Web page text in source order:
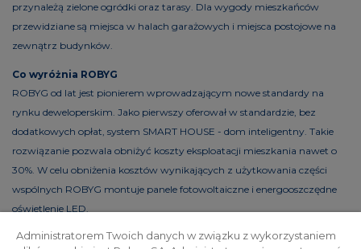
przynależą zielone ogródki oraz tarasy. Dla wygody mieszkańców
przewidziane są miejsca w halach garażowych i miejsca postojowe na
zewnątrz budynków.
Co wyróżnia ROBYG
ROBYG od lat jest pionierem wprowadzającym nowe standardy na
rynku deweloperskim. Jako pierwszy oferował w standardzie, bez
dodatkowych opłat, system SMART HOUSE - dom inteligentny. Takie
rozwiązanie pozwala obniżyć koszty eksploatacji mieszkania nawet o
30%. W celu obniżenia kosztów wynikających z użytkowania części
wspólnych ROBYG montuje panele fotowoltaiczne i energooszczędne
oświetlenie LED.
Administratorem Twoich danych w związku z wykorzystaniem